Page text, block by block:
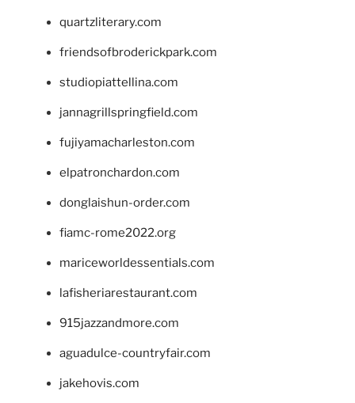
quartzliterary.com
friendsofbroderickpark.com
studiopiattellina.com
jannagrillspringfield.com
fujiyamacharleston.com
elpatronchardon.com
donglaishun-order.com
fiamc-rome2022.org
mariceworldessentials.com
lafisheriarestaurant.com
915jazzandmore.com
aguadulce-countryfair.com
jakehovis.com